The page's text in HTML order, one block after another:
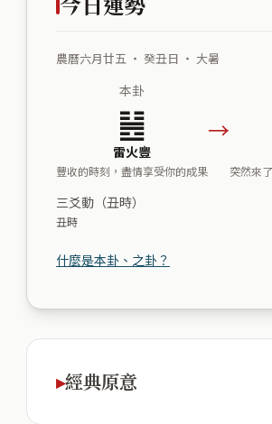
農曆六月廿五 ・ 癸丑日 ・ 大暑
本卦
䷶
雷火豐
豐收的時刻，盡情享受你的成果
→
突然來
三爻動（丑時）
丑時
什麼是本卦、之卦？
經典原意